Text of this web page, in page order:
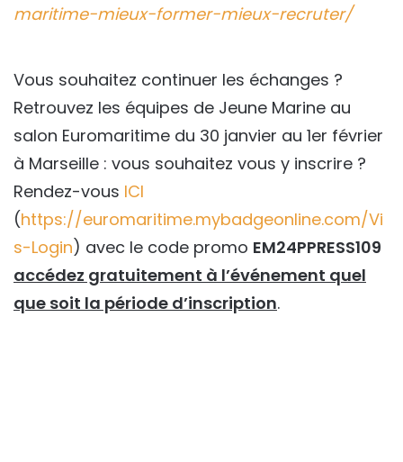
maritime-mieux-former-mieux-recruter/
Vous souhaitez continuer les échanges ?
Retrouvez les équipes de Jeune Marine au
salon Euromaritime du 30 janvier au 1er février
à Marseille : vous souhaitez vous y inscrire ?
Rendez-vous ICI
(https://euromaritime.mybadgeonline.com/Vi
s-Login) avec le code promo EM24PPRESS109
accédez gratuitement à l’événement quel
que soit la période d’inscription.